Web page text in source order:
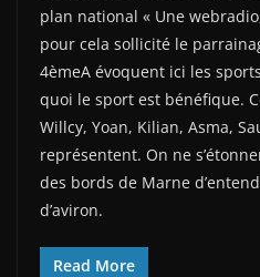
plan national « Une
pour cela sollicité le
4èmeA évoquent ici les
quoi le sport est bénéfique.
Willcy, Yoan, Kilian, Asma,
représentent. On ne
des bords de Marne
d’aviron.
Read More